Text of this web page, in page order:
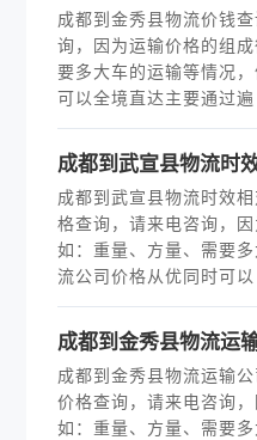
成都到金秀县物流价钱
询，因为运输价格的组
要多大车的运输等情况
可以全境直达主要通过遍
成都到武宣县物流时
成都到武宣县物流时效
格查询，请来电咨询，
如：重量、方量、需要
流公司价格从优同时可以
成都到金秀县物流运
成都到金秀县物流运输
价格查询，请来电咨询
如：重量、方量、需要